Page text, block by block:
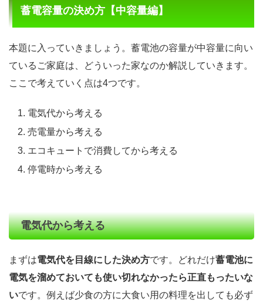
蓄電容量の決め方【中容量編】
本題に入っていきましょう。蓄電池の容量が中容量に向い
ているご家庭は、どういった家なのか解説していきます。
ここで考えていく点は4つです。
電気代から考える
売電量から考える
エコキュートで消費してから考える
停電時から考える
電気代から考える
まずは電気代を目線にした決め方です。どれだけ蓄電池に
電気を溜めておいても使い切れなかったら正直もったいな
いです。例えば少食の方に大食い用の料理を出しても必ず